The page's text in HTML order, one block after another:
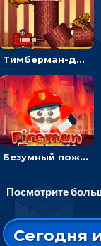
Тимберман-дровосек: меняй сторону и руби дерево
Безумный пожарный: направлять шланг, чтобы тушить горящие бревна
Посмотрите
Сегодня